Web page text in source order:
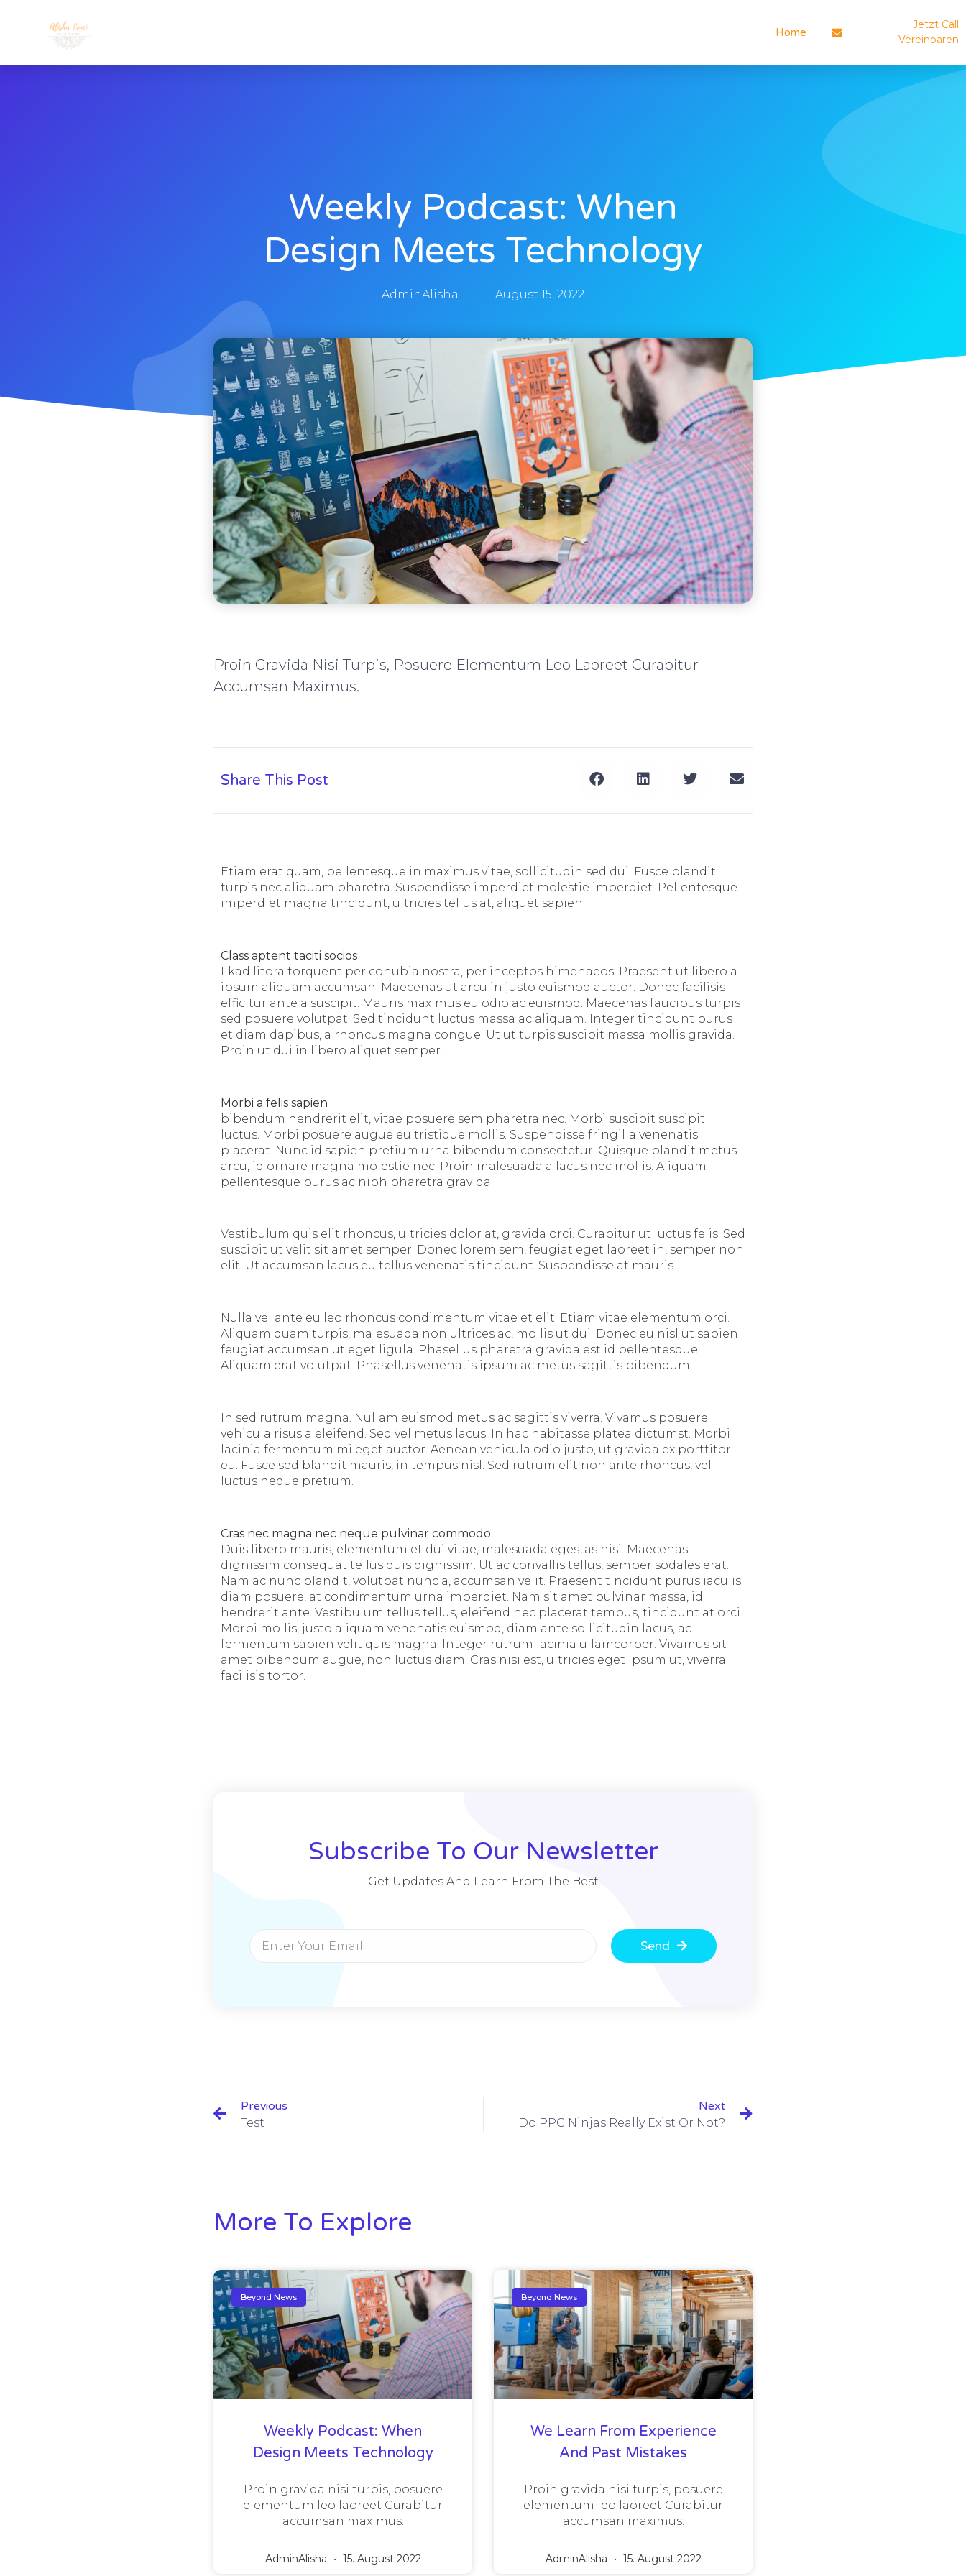
Home
Jetzt Call
Vereinbaren
Weekly Podcast: When
Design Meets Technology
AdminAlisha August 15, 2022
Proin Gravida Nisi Turpis, Posuere Elementum Leo Laoreet Curabitur
Accumsan Maximus.
Share This Post
Etiam erat quam, pellentesque in maximus vitae, sollicitudin sed dui. Fusce blandit
turpis nec aliquam pharetra. Suspendisse imperdiet molestie imperdiet. Pellentesque
imperdiet magna tincidunt, ultricies tellus at, aliquet sapien.
Class aptent taciti socios
Lkad litora torquent per conubia nostra, per inceptos himenaeos. Praesent ut libero a
ipsum aliquam accumsan. Maecenas ut arcu in justo euismod auctor. Donec facilisis
efficitur ante a suscipit. Mauris maximus eu odio ac euismod. Maecenas faucibus turpis
sed posuere volutpat. Sed tincidunt luctus massa ac aliquam. Integer tincidunt purus
et diam dapibus, a rhoncus magna congue. Ut ut turpis suscipit massa mollis gravida.
Proin ut dui in libero aliquet semper.
Morbi a felis sapien
bibendum hendrerit elit, vitae posuere sem pharetra nec. Morbi suscipit suscipit
luctus. Morbi posuere augue eu tristique mollis. Suspendisse fringilla venenatis
placerat. Nunc id sapien pretium urna bibendum consectetur. Quisque blandit metus
arcu, id ornare magna molestie nec. Proin malesuada a lacus nec mollis. Aliquam
pellentesque purus ac nibh pharetra gravida.
Vestibulum quis elit rhoncus, ultricies dolor at, gravida orci. Curabitur ut luctus felis. Sed
suscipit ut velit sit amet semper. Donec lorem sem, feugiat eget laoreet in, semper non
elit. Ut accumsan lacus eu tellus venenatis tincidunt. Suspendisse at mauris.
Nulla vel ante eu leo rhoncus condimentum vitae et elit. Etiam vitae elementum orci.
Aliquam quam turpis, malesuada non ultrices ac, mollis ut dui. Donec eu nisl ut sapien
feugiat accumsan ut eget ligula. Phasellus pharetra gravida est id pellentesque.
Aliquam erat volutpat. Phasellus venenatis ipsum ac metus sagittis bibendum.
In sed rutrum magna. Nullam euismod metus ac sagittis viverra. Vivamus posuere
vehicula risus a eleifend. Sed vel metus lacus. In hac habitasse platea dictumst. Morbi
lacinia fermentum mi eget auctor. Aenean vehicula odio justo, ut gravida ex porttitor
eu. Fusce sed blandit mauris, in tempus nisl. Sed rutrum elit non ante rhoncus, vel
luctus neque pretium.
Cras nec magna nec neque pulvinar commodo.
Duis libero mauris, elementum et dui vitae, malesuada egestas nisi. Maecenas
dignissim consequat tellus quis dignissim. Ut ac convallis tellus, semper sodales erat.
Nam ac nunc blandit, volutpat nunc a, accumsan velit. Praesent tincidunt purus iaculis
diam posuere, at condimentum urna imperdiet. Nam sit amet pulvinar massa, id
hendrerit ante. Vestibulum tellus tellus, eleifend nec placerat tempus, tincidunt at orci.
Morbi mollis, justo aliquam venenatis euismod, diam ante sollicitudin lacus, ac
fermentum sapien velit quis magna. Integer rutrum lacinia ullamcorper. Vivamus sit
amet bibendum augue, non luctus diam. Cras nisi est, ultricies eget ipsum ut, viverra
facilisis tortor.
Subscribe To Our Newsletter
Get Updates And Learn From The Best
Send
Previous
Test
Next
Do PPC Ninjas Really Exist Or Not?
More To Explore
Beyond News
Weekly Podcast: When
Design Meets Technology
Proin gravida nisi turpis, posuere
elementum leo laoreet Curabitur
accumsan maximus.
AdminAlisha 15. August 2022
Beyond News
We Learn From Experience
And Past Mistakes
Proin gravida nisi turpis, posuere
elementum leo laoreet Curabitur
accumsan maximus.
AdminAlisha 15. August 2022